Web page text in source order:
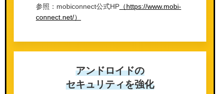
参照：mobiconnect公式HP （https://www.mobi-
connect.net/）
アンドロイドの
セキュリティを強化